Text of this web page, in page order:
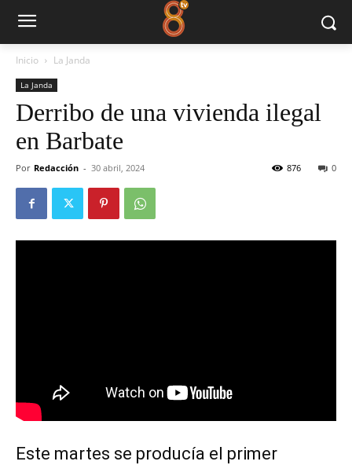
Inicio La Janda
La Janda
Derribo de una vivienda ilegal
en Barbate
Por Redacción - 30 abril, 2024 0
876
Este martes se producía el primer